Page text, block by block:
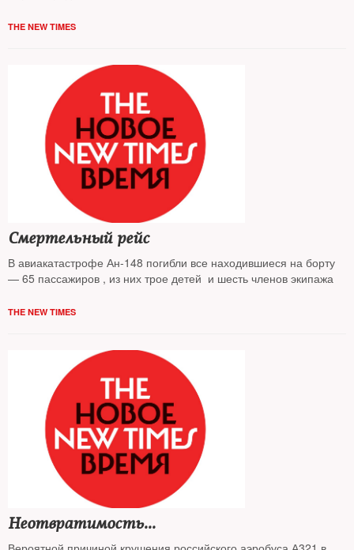
THE NEW TIMES
Смертельный рейс
В авиакатастрофе Ан-148 погибли все находившиеся на борту
— 65 пассажиров , из них трое детей и шесть членов экипажа
THE NEW TIMES
Неотвратимость...